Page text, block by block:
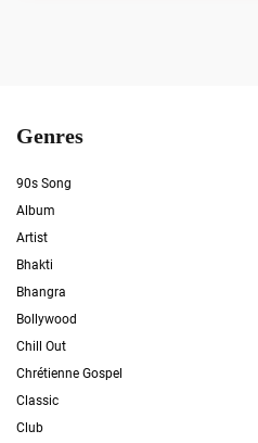
Genres
90s Song
Album
Artist
Bhakti
Bhangra
Bollywood
Chill Out
Chrétienne Gospel
Classic
Club